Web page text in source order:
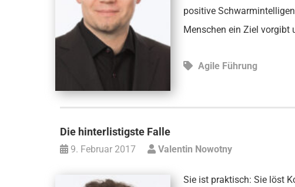
positive
Menschen ein Ziel vorgibt
Agile Führung
Die hinterlistigste Falle
9. Februar 2017 Valentin Nowotny
Sie ist praktisch: Sie löst